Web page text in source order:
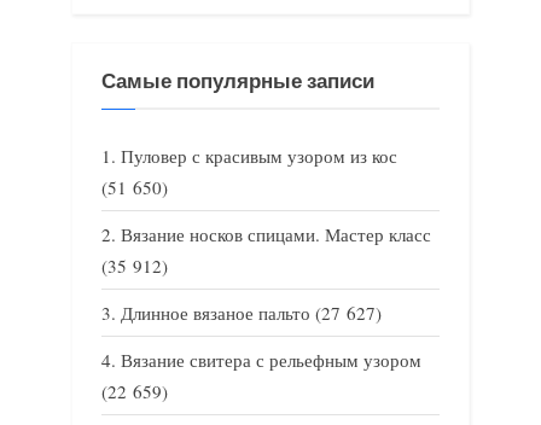
Самые популярные записи
Пуловер с красивым узором из кос
(51 650)
Вязание носков спицами. Мастер класс
(35 912)
Длинное вязаное пальто (27 627)
Вязание свитера с рельефным узором
(22 659)